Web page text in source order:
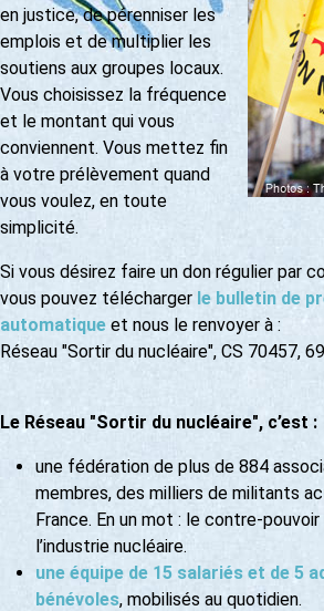
en justice, de pérenniser les
emplois et de multiplier les
soutiens aux groupes locaux.
Vous choisissez la fréquence
et le montant qui vous
conviennent. Vous mettez fin
à votre prélèvement quand
vous voulez, en toute
simplicité.
Si vous désirez faire un don régulier par
vous pouvez télécharger le bulletin de
automatique et nous le renvoyer à :
Réseau "Sortir du nucléaire", CS 70457,
Le Réseau "Sortir du nucléaire", c’est :
une fédération de plus de 884
membres, des milliers de militants
France. En un mot : le contre-
l’industrie nucléaire.
une équipe de 15 salariés et de 5
bénévoles, mobilisés au quotidien.